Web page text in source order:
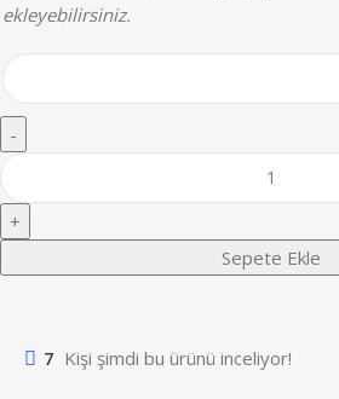
ekleyebilirsiniz.
Sepete Ekle
7 Kişi şimdi bu ürünü inceliyor!